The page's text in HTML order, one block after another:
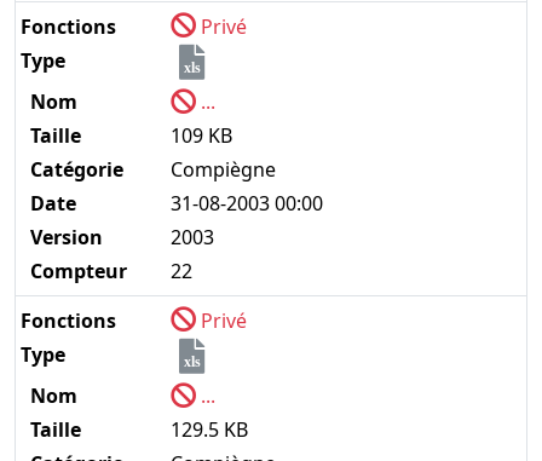
Fonctions
Privé
Type
xls
Nom
...
Taille
109 KB
Catégorie
Compiègne
Date
31-08-2003 00:00
Version
2003
Compteur
22
Fonctions
Privé
Type
xls
Nom
...
Taille
129.5 KB